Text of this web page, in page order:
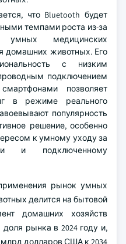
что Bluetooth будет
темпами роста из-за
умных медицинских
домашних животных. Его
с низким
подключением
позволяет
в режиме реального
популярность
решение, особенно
к умному уходу за
и подключенному
рынок умных
делится на бытовой
домашних хозяйств
рынка в 2024 году и,
млрд долларов США к 2034